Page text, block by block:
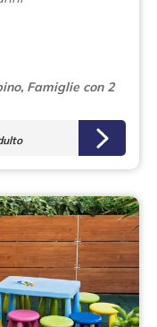
Famiglie con 2